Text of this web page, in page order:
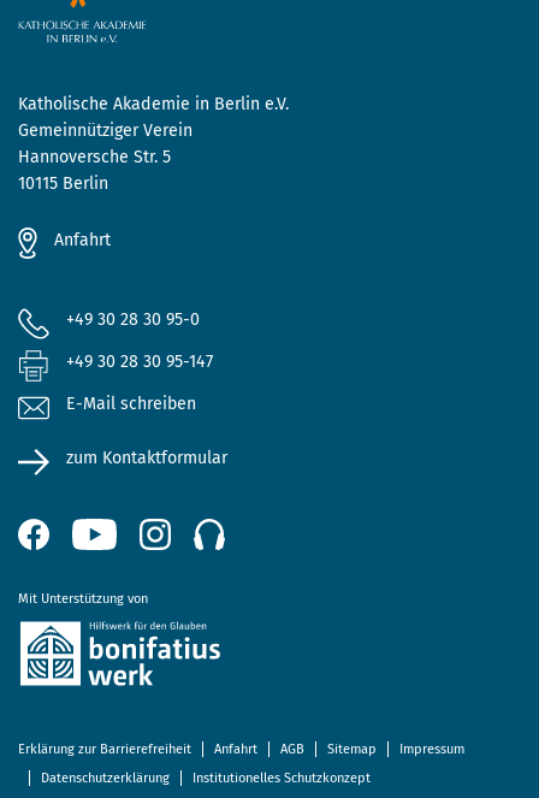
Katholische Akademie in Berlin e.V.
Gemeinnütziger Verein
Hannoversche Str. 5
10115 Berlin
Anfahrt
+49 30 28 30 95-0
+49 30 28 30 95-147
E-Mail schreiben
zum Kontaktformular
Mit Unterstützung von
Erklärung zur Barrierefreiheit Anfahrt AGB Sitemap
Impressum
Datenschutzerklärung
Institutionelles Schutzkonzept